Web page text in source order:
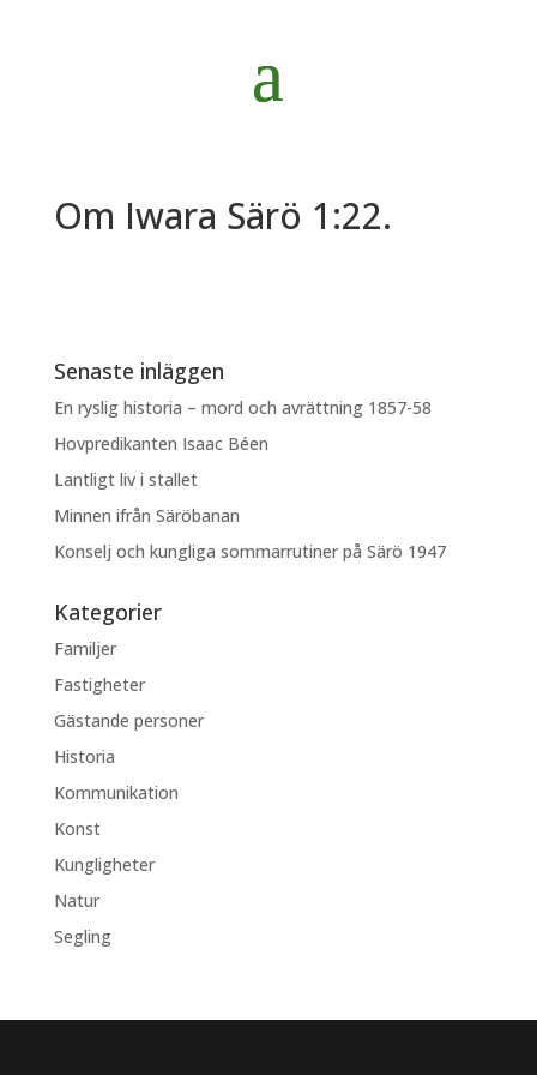
Om Iwara Särö 1:22.
Senaste inläggen
En ryslig historia – mord och avrättning 1857-58
Hovpredikanten Isaac Béen
Lantligt liv i stallet
Minnen ifrån Säröbanan
Konselj och kungliga sommarrutiner på Särö 1947
Kategorier
Familjer
Fastigheter
Gästande personer
Historia
Kommunikation
Konst
Kungligheter
Natur
Segling